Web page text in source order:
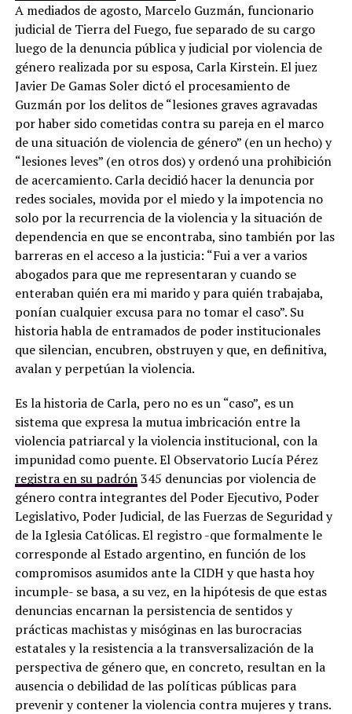
A mediados de agosto, Marcelo Guzmán, funcionario
judicial de Tierra del Fuego, fue separado de su cargo
luego de la denuncia pública y judicial por violencia de
género realizada por su esposa, Carla Kirstein. El juez
Javier De Gamas Soler dictó el procesamiento de
Guzmán por los delitos de “lesiones graves agravadas
por haber sido cometidas contra su pareja en el marco
de una situación de violencia de género” (en un hecho) y
“lesiones leves” (en otros dos) y ordenó una prohibición
de acercamiento. Carla decidió hacer la denuncia por
redes sociales, movida por el miedo y la impotencia no
solo por la recurrencia de la violencia y la situación de
dependencia en que se encontraba, sino también por las
barreras en el acceso a la justicia: “Fui a ver a varios
abogados para que me representaran y cuando se
enteraban quién era mi marido y para quién trabajaba,
ponían cualquier excusa para no tomar el caso”. Su
historia habla de entramados de poder institucionales
que silencian, encubren, obstruyen y que, en definitiva,
avalan y perpetúan la violencia.
Es la historia de Carla, pero no es un “caso”, es un
sistema que expresa la mutua imbricación entre la
violencia patriarcal y la violencia institucional, con la
impunidad como puente. El Observatorio Lucía Pérez
registra en su padrón345 denuncias por violencia de
género contra integrantes del Poder Ejecutivo, Poder
Legislativo, Poder Judicial, de las Fuerzas de Seguridad y
de la Iglesia Católicas. El registro -que formalmente le
corresponde al Estado argentino, en función de los
compromisos asumidos ante la CIDH y que hasta hoy
incumple- se basa, a su vez, en la hipótesis de que estas
denuncias encarnan la persistencia de sentidos y
prácticas machistas y misóginas en las burocracias
estatales y la resistencia a la transversalización de la
perspectiva de género que, en concreto, resultan en la
ausencia o debilidad de las políticas públicas para
prevenir y contener la violencia contra mujeres y trans.